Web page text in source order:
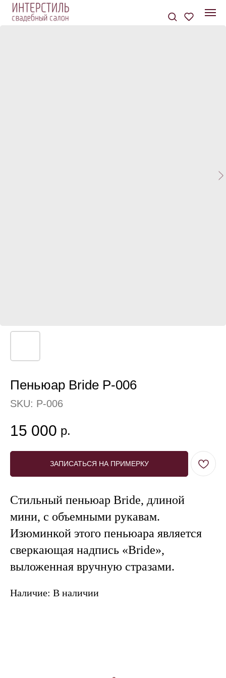
Пеньюар Bride P-006
SKU: P-006
15 000 р.
ЗАПИСАТЬСЯ НА ПРИМЕРКУ
Стильный пеньюар Bride, длиной
мини, с объемными рукавам.
Изюминкой этого пеньюара является
сверкающая надпись «Bride»,
выложенная вручную стразами.
Наличие: В наличии